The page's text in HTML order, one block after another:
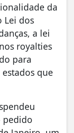
da
Lei dos
a lei
royalties
para
que
pedido